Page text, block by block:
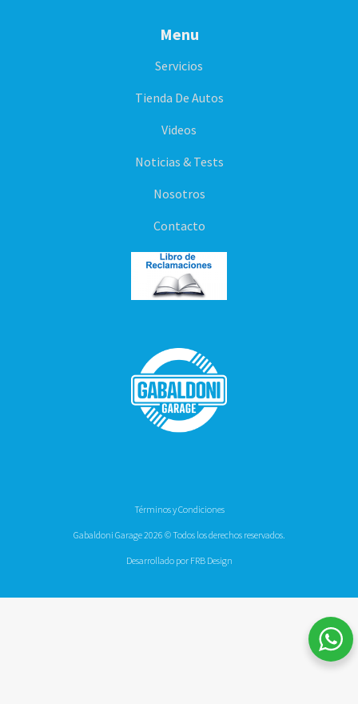
Menu
Servicios
Tienda De Autos
Videos
Noticias & Tests
Nosotros
Contacto
Términos y Condiciones
Gabaldoni Garage 2026 © Todos los derechos reservados.
Desarrollado por FRB Design